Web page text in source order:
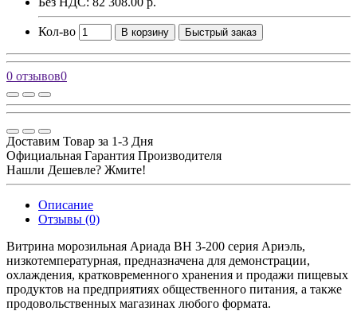
Кол-во В корзину Быстрый заказ
0 отзывов0
Доставим Товар за 1-3 Дня
Официальная Гарантия Производителя
Нашли Дешевле? Жмите!
Описание
Отзывы (0)
Витрина морозильная Ариада ВН 3-200 серия Ариэль,
низкотемпературная, предназначена для демонстрации,
охлаждения, кратковременного хранения и продажи пищевых
продуктов на предприятиях общественного питания, а также
продовольственных магазинах любого формата.